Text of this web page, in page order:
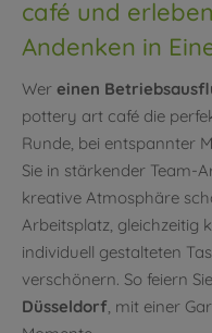
café und
Andenken in
Wer einen
pottery art café die
Runde, bei entspannter
Sie in stärkender Team-
kreative Atmosphäre
Arbeitsplatz, gleichzeitig
individuell gestalteten
verschönern. So feiern Sie
Düsseldorf, mit einer